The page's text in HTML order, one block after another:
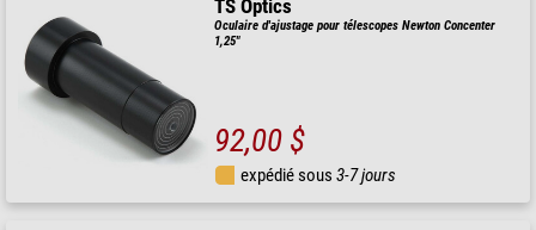
TS Optics
Oculaire d'ajustage pour télescopes Newton Concenter
1,25"
92,00 $
expédié sous 3-7 jours